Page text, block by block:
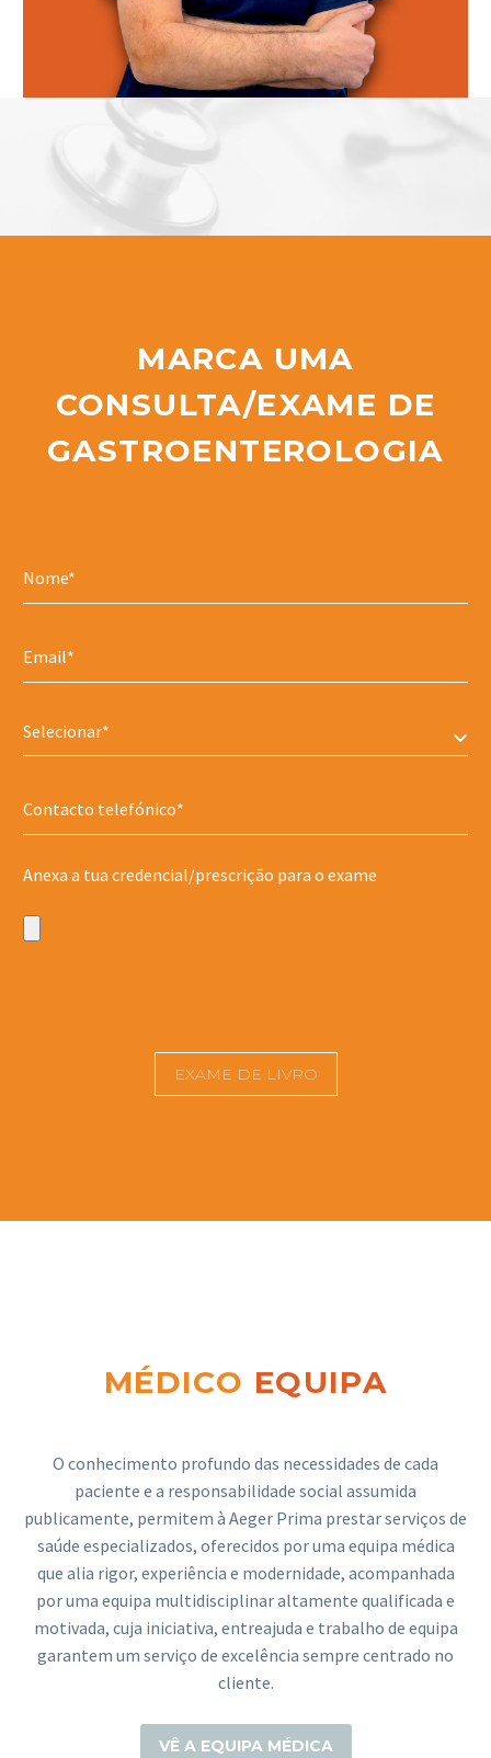
MARCA UMA
CONSULTA/EXAME DE
GASTROENTEROLOGIA
Selecionar*
Anexa a tua credencial/prescrição para o exame
MÉDICO EQUIPA
O conhecimento profundo das necessidades de cada
paciente e a responsabilidade social assumida
publicamente, permitem à Aeger Prima prestar serviços de
saúde especializados, oferecidos por uma equipa médica
que alia rigor, experiência e modernidade, acompanhada
por uma equipa multidisciplinar altamente qualificada e
motivada, cuja iniciativa, entreajuda e trabalho de equipa
garantem um serviço de excelência sempre centrado no
cliente.
VÊ A EQUIPA MÉDICA